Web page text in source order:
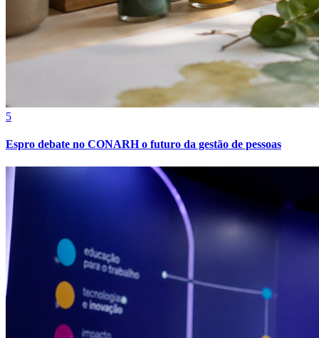
5
Espro debate no CONARH o futuro da gestão de pessoas